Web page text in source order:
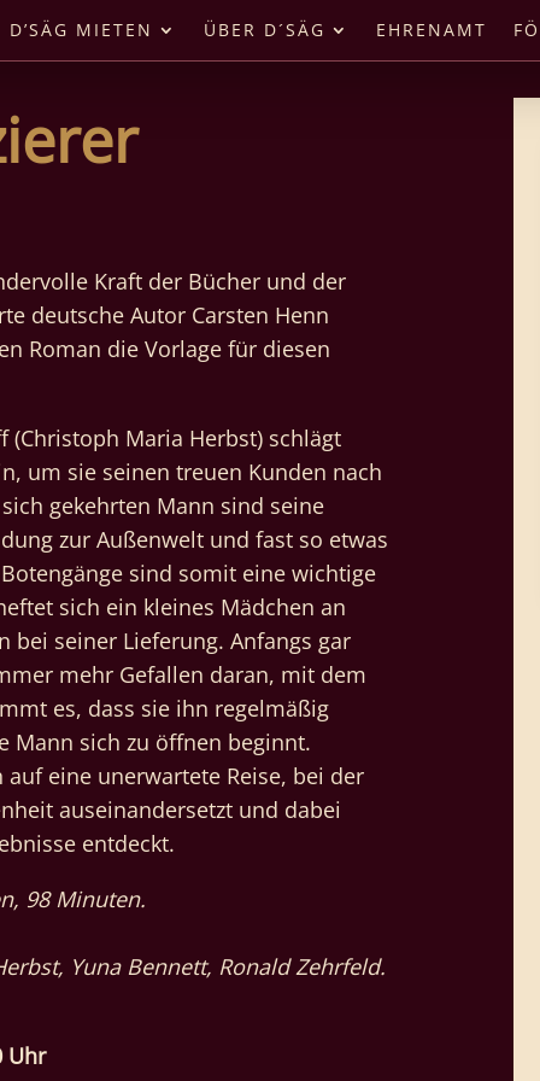
D’SÄG MIETEN ÜBER D´SÄG EHRENAMT
Kraft der Bücher und der
deutsche Autor Carsten Henn
Roman die Vorlage für diesen
(Christoph Maria Herbst) schlägt
um sie seinen treuen Kunden nach
gekehrten Mann sind seine
zur Außenwelt und fast so etwas
sind somit eine wichtige
sich ein kleines Mädchen an
bei seiner Lieferung. Anfangs gar
mehr Gefallen daran, mit dem
es, dass sie ihn regelmäßig
Mann sich zu öffnen beginnt.
eine unerwartete Reise, bei der
auseinandersetzt und dabei
entdeckt.
98 Minuten.
Yuna Bennett, Ronald Zehrfeld.
Uhr